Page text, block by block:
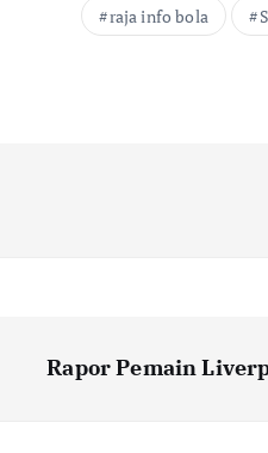
raja info bola
Rapor Pemain